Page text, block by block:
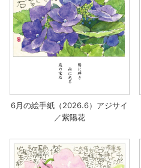
6月の絵手紙（2026.6）アジサイ
／紫陽花